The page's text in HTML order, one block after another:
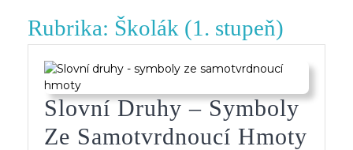
Rubrika: Školák (1. stupeň)
Slovní Druhy – Symboly
Ze Samotvrdnoucí Hmoty